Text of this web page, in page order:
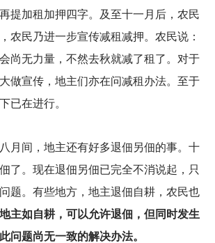
提加租加押四字。及至十一月后，农民
农民乃进一步宣传减租减押。农民说：
尚无力量，不然去秋就减了租了。对于
做宣传，地主们亦在问减租办法。至于
已在进行。
月间，地主还有好多退佃另佃的事。十
了。现在退佃另佃已完全不消说起，只
题。有些地方，地主退佃自耕，农民也
主如自耕，可以允许退佃，但同时发生
问题尚无一致的解决办法。